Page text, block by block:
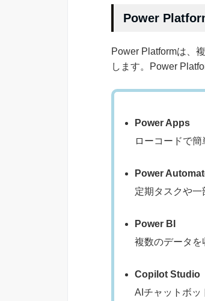
Power
Power Platformは、
します。Power
Power Apps
ローコードで
Power
定期タスクや一
Power BI
複数のデータを
Copilot Studio
AIチャットボッ